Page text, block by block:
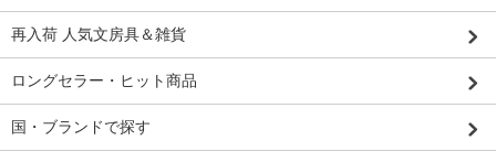
再入荷 人気文房具＆雑貨
ロングセラー・ヒット商品
国・ブランドで探す